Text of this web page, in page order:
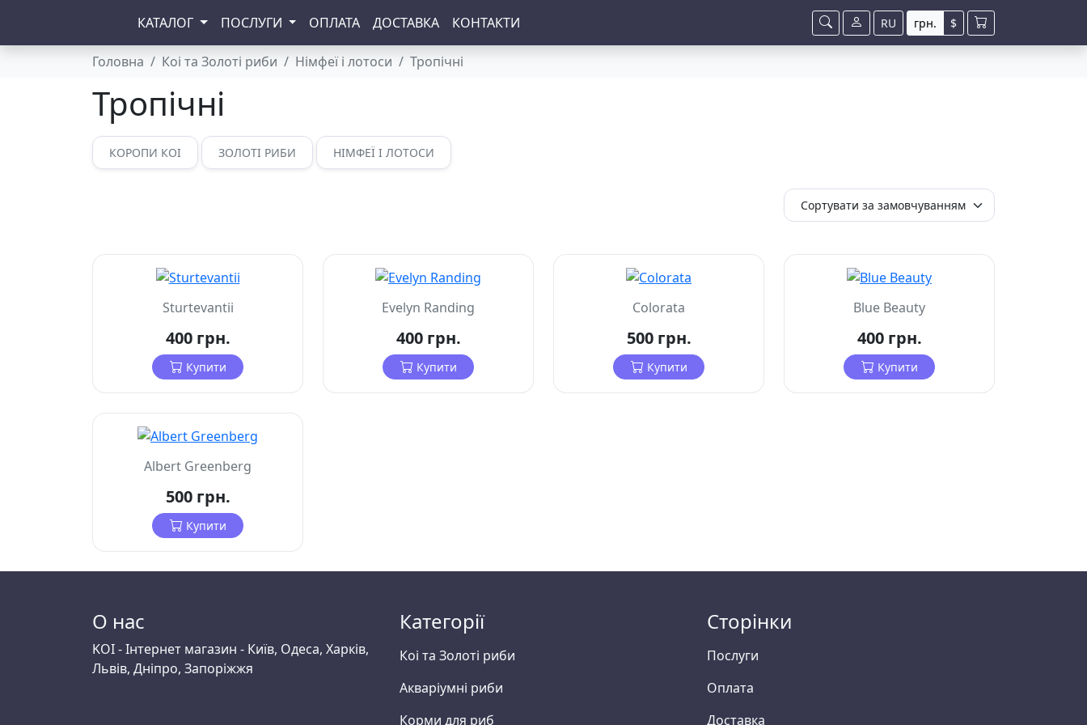
Головна Коі та Золоті риби Німфеї і лотоси Тропічні
Тропічні
КОРОПИ КОІ ЗОЛОТІ РИБИ НІМФЕЇ І ЛОТОСИ
Sturtevantii
400 грн.
Купити
Evelyn Randing
400 грн.
Купити
Colorata
500 грн.
Купити
Blue Beauty
400 грн.
Купити
Albert Greenberg
500 грн.
Купити
О нас
KOI - Інтернет магазин - Київ, Одеса, Харків,
Львів, Дніпро, Запоріжжя
Категорії
Коі та Золоті риби
Акваріумні риби
Корми для риб
Сторінки
Послуги
Оплата
Доставка
КАТАЛОГ ПОСЛУГИ ОПЛАТА ДОСТАВКА КОНТАКТИ RU грн. $